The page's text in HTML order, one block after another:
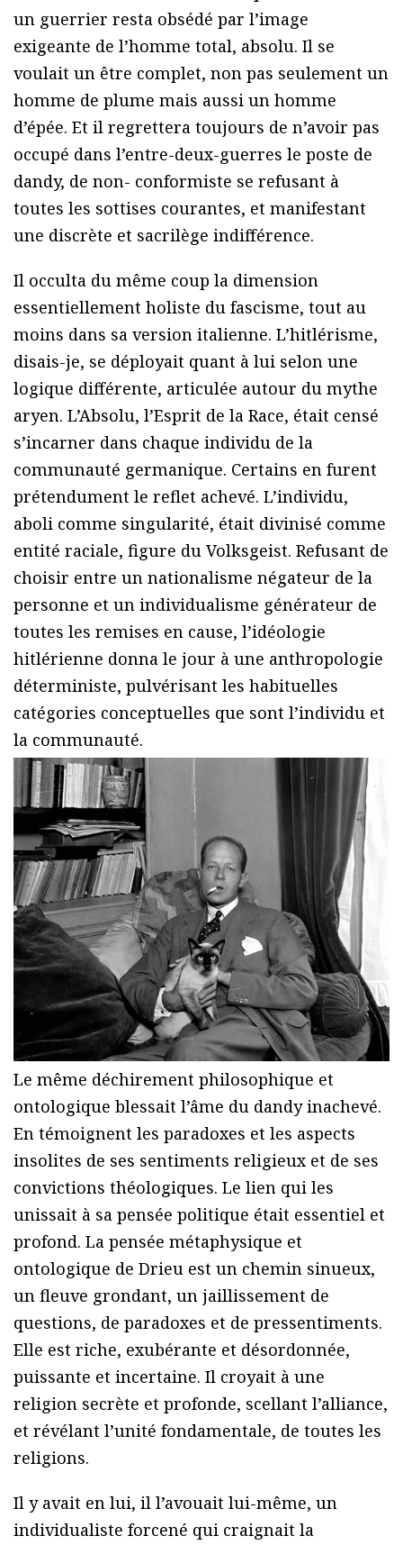
un guerrier resta obsédé par l’image
exigeante de l’homme total, absolu. Il se
voulait un être complet, non pas seulement un
homme de plume mais aussi un homme
d’épée. Et il regrettera toujours de n’avoir pas
occupé dans l’entre-deux-guerres le poste de
dandy, de non- conformiste se refusant à
toutes les sottises courantes, et manifestant
une discrète et sacrilège indifférence.
Il occulta du même coup la dimension
essentiellement holiste du fascisme, tout au
moins dans sa version italienne. L’hitlérisme,
disais-je, se déployait quant à lui selon une
logique différente, articulée autour du mythe
aryen. L’Absolu, l’Esprit de la Race, était censé
s’incarner dans chaque individu de la
communauté germanique. Certains en furent
prétendument le reflet achevé. L’individu,
aboli comme singularité, était divinisé comme
entité raciale, figure du Volksgeist. Refusant de
choisir entre un nationalisme négateur de la
personne et un individualisme générateur de
toutes les remises en cause, l’idéologie
hitlérienne donna le jour à une anthropologie
déterministe, pulvérisant les habituelles
catégories conceptuelles que sont l’individu et
la communauté.
Le même déchirement philosophique et
ontologique blessait l’âme du dandy inachevé.
En témoignent les paradoxes et les aspects
insolites de ses sentiments religieux et de ses
convictions théologiques. Le lien qui les
unissait à sa pensée politique était essentiel et
profond. La pensée métaphysique et
ontologique de Drieu est un chemin sinueux,
un fleuve grondant, un jaillissement de
questions, de paradoxes et de pressentiments.
Elle est riche, exubérante et désordonnée,
puissante et incertaine. Il croyait à une
religion secrète et profonde, scellant l’alliance,
et révélant l’unité fondamentale, de toutes les
religions.
Il y avait en lui, il l’avouait lui-même, un
individualiste forcené qui craignait la